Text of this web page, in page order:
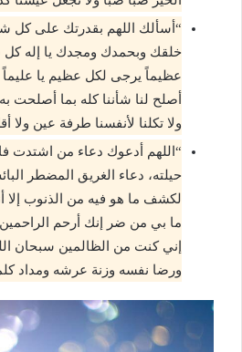
“أسألك اللهم بقدرتك على كل
خلقك وبحمدك ومجدك يا إله كل
عظيماً يرجى لكل عظيم يا عليماً
أصلح لنا شأننا كله بما أصلحت
ولا تكلنا لأنفسنا طرفة عين ولا
“اللهم أدعوك دعاء من اشتدت
حيلته، دعاء الغريق المضطر
لكشف ما هو فيه من الذنوب
ما بي من ضر إنك أرحم
إني كنت من الظالمين سبحان
ورضا نفسه وزنة عرشه ومداد